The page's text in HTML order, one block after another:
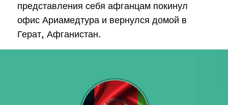
представления себя афганцам покинул
офис Ариамедтура и вернулся домой в
Герат, Афганистан.